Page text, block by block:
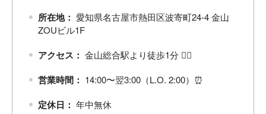
所在地： 愛知県名古屋市熱田区波寄町24-4 金山
ZOUビル1F
アクセス： 金山総合駅より徒歩1分 🚶‍♂️
営業時間： 14:00〜翌3:00（L.O. 2:00）⏰
定休日： 年中無休